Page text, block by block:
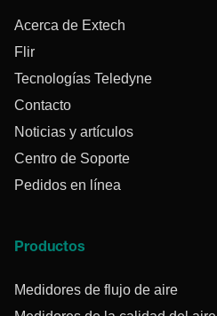
Acerca de Extech
Flir
Tecnologías Teledyne
Contacto
Noticias y artículos
Centro de Soporte
Pedidos en línea
Productos
Medidores de flujo de aire